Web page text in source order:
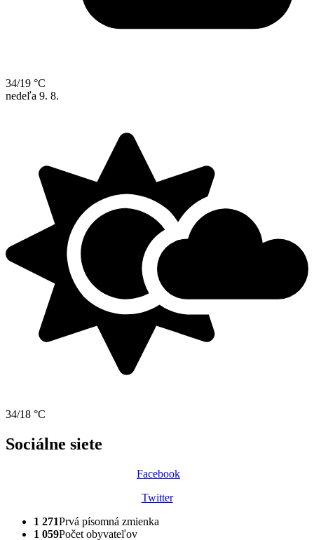
34/19 °C
nedeľa 9. 8.
34/18 °C
Sociálne siete
Facebook
Twitter
1 271Prvá písomná zmienka
1 059Počet obyvateľov